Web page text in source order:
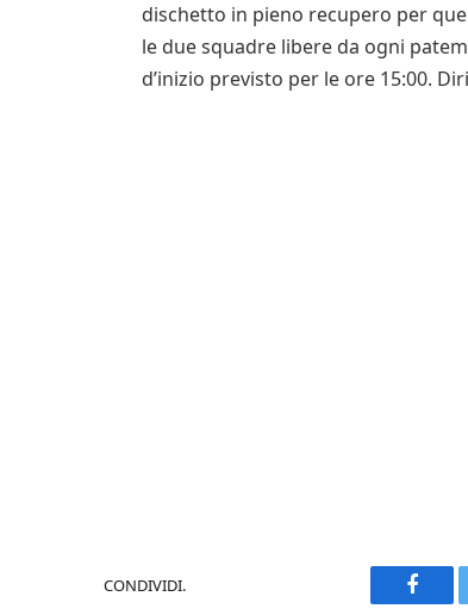
dischetto in pieno recupero per
le due squadre libere da ogni
d’inizio previsto per le ore 15:00.
CONDIVIDI.